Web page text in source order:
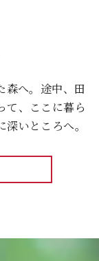
へ。 途中、田
、
ここに暮ら
いところへ。